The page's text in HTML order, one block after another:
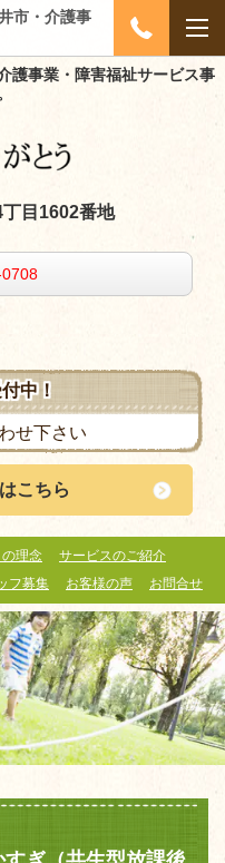
市・介護事
護事業・障害福祉サービス事
目1602番地
中！
せ下さい
こちら
理念
サービスのご紹介
フ募集 お客様の声 お問合せ